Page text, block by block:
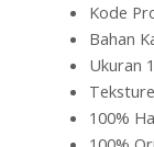
Kode
Bahan
Ukuran
100%